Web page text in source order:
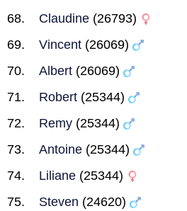
Claudine (26793)
Vincent (26069)
Albert (26069)
Robert (25344)
Remy (25344)
Antoine (25344)
Liliane (25344)
Steven (24620)